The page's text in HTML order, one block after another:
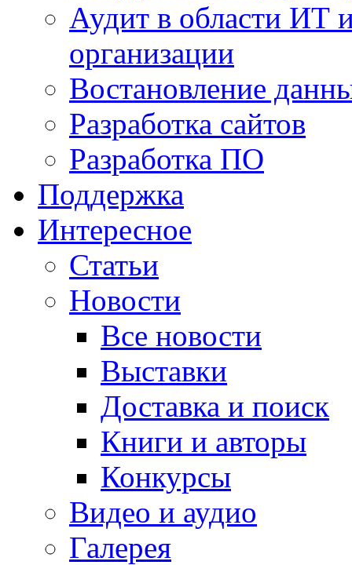
Аудит в области ИТ
организации
Востановление
Разработка сайтов
Разработка ПО
Поддержка
Интересное
Статьи
Новости
Все новости
Выставки
Доставка и поиск
Книги и авторы
Конкурсы
Видео и аудио
Галерея